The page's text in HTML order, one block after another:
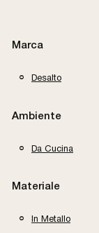
Marca
Desalto
Ambiente
Da Cucina
Materiale
In Metallo